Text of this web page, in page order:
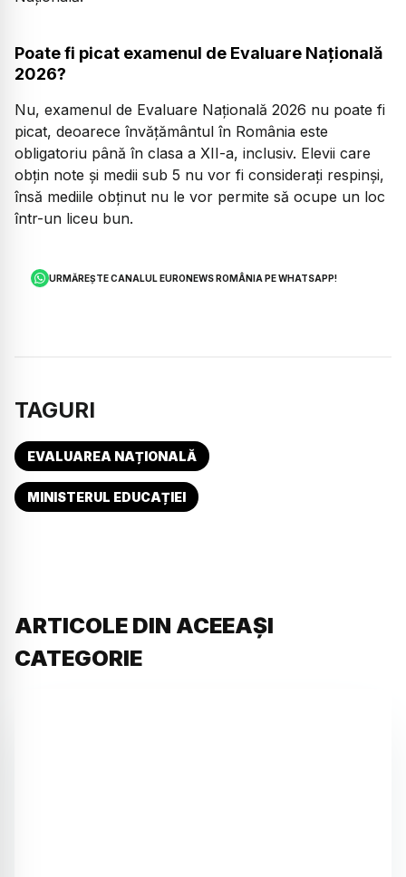
Poate fi picat examenul de Evaluare Națională
2026?
Nu, examenul de Evaluare Națională 2026 nu poate fi
picat, deoarece învățământul în România este
obligatoriu până în clasa a XII-a, inclusiv. Elevii care
obțin note și medii sub 5 nu vor fi considerați respinși,
însă mediile obținut nu le vor permite să ocupe un loc
într-un liceu bun.
URMĂREȘTE CANALUL EURONEWS ROMÂNIA PE WHATSAPP!
TAGURI
EVALUAREA NAȚIONALĂ
MINISTERUL EDUCAȚIEI
ARTICOLE DIN ACEEAȘI
CATEGORIE